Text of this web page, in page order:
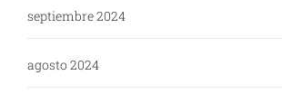
septiembre 2024
agosto 2024